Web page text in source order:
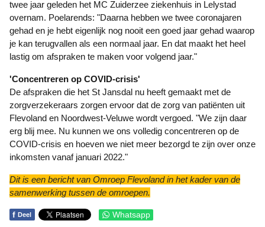
twee jaar geleden het MC Zuiderzee ziekenhuis in Lelystad
overnam. Poelarends: "Daarna hebben we twee coronajaren
gehad en je hebt eigenlijk nog nooit een goed jaar gehad waarop
je kan terugvallen als een normaal jaar. En dat maakt het heel
lastig om afspraken te maken voor volgend jaar."
'Concentreren op COVID-crisis'
De afspraken die het St Jansdal nu heeft gemaakt met de
zorgverzekeraars zorgen ervoor dat de zorg van patiënten uit
Flevoland en Noordwest-Veluwe wordt vergoed. "We zijn daar
erg blij mee. Nu kunnen we ons volledig concentreren op de
COVID-crisis en hoeven we niet meer bezorgd te zijn over onze
inkomsten vanaf januari 2022."
Dit is een bericht van Omroep Flevoland in het kader van de
samenwerking tussen de omroepen.
f Deel Whatsapp